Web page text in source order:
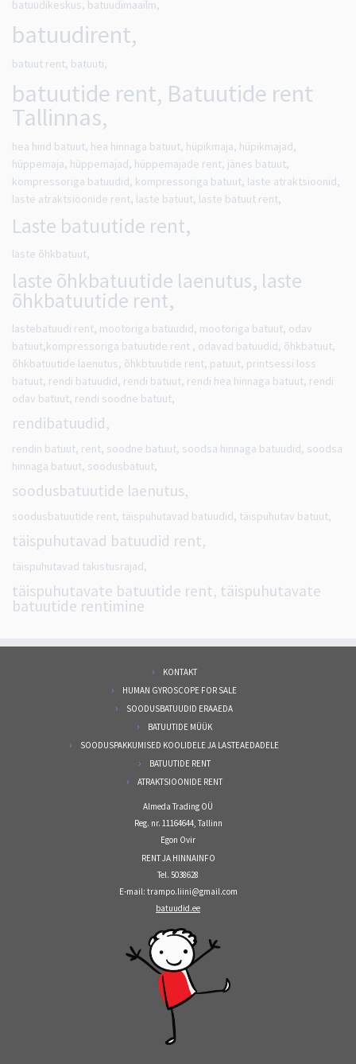
batuudikeskus, batuudimaailm,
batuudirent,
batuut rent, batuuti,
batuutide rent, Batuutide rent
Tallinnas,
hea hind batuut, hea hinnaga batuut, hüpikmaja, hüpikmajad,
hüppemaja, hüppemajad, hüppemajade rent, jänes batuut,
kompressoriga batuudid, kompressoriga batuut, laste atraktsioonid,
laste atraktsioonide rent, laste batuut, laste batuut rent,
Laste batuutide rent,
laste õhkbatuut,
laste õhkbatuutide laenutus, laste
õhkbatuutide rent,
lastebatuudi rent, mootoriga batuudid, mootoriga batuut, odav
batuut,kompressoriga batuutide rent , odavad batuudid, õhkbatuut,
õhkbatuutide laenutus, õhkbtuutide rent, patuut, printsessi loss
batuut, rendi batuudid, rendi batuut, rendi hea hinnaga batuut, rendi
odav batuut, rendi soodne batuut,
rendibatuudid,
rendin batuut, rent, soodne batuut, soodsa hinnaga batuudid, soodsa
hinnaga batuut, soodusbatuut,
soodusbatuutide laenutus,
soodusbatuutide rent, täispuhutavad batuudid, täispuhutav batuut,
täispuhutavad batuudid rent,
täispuhutavad takistusrajad,
täispuhutavate batuutide rent, täispuhutavate
batuutide rentimine
KONTAKT
HUMAN GYROSCOPE FOR SALE
SOODUSBATUUDID ERAAEDA
BATUUTIDE MÜÜK
SOODUSPAKKUMISED KOOLIDELE JA LASTEAEDADELE
BATUUTIDE RENT
ATRAKTSIOONIDE RENT
Almeda Trading OÜ
Reg. nr. 11164644, Tallinn
Egon Ovir
RENT JA HINNAINFO
Tel. 5038628
E-mail: trampo.liini@gmail.com
batuudid.ee